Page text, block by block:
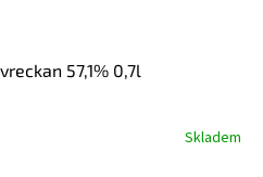
57,1% 0,7l
Skladem